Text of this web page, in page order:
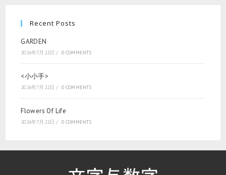
Recent Posts
GARDEN
2026年7月22日 / 0 COMMENTS
<小小手>
2026年7月22日 / 0 COMMENTS
Flowers Of Life
2026年7月22日 / 0 COMMENTS